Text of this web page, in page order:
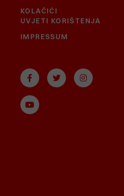
KOLAČIĆI
UVJETI KORIŠTENJA
IMPRESSUM